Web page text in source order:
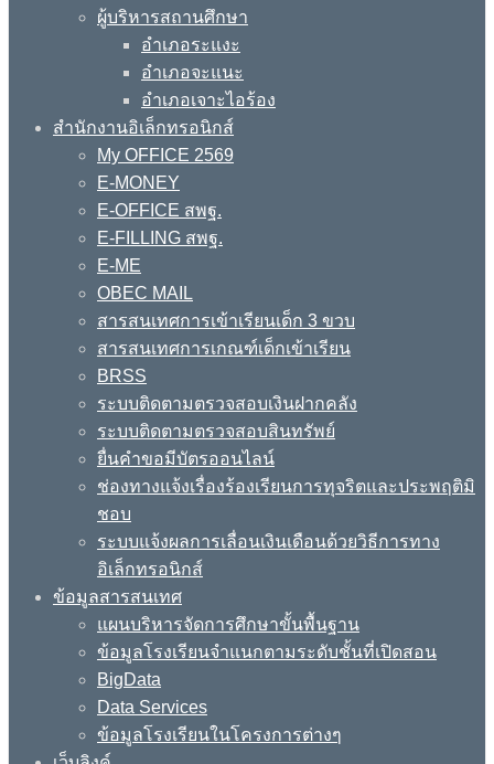
ผู้บริหารสถานศึกษา
อำเภอระแงะ
อำเภอจะแนะ
อำเภอเจาะไอร้อง
สำนักงานอิเล็กทรอนิกส์
My OFFICE 2569
E-MONEY
E-OFFICE สพฐ.
E-FILLING สพฐ.
E-ME
OBEC MAIL
สารสนเทศการเข้าเรียนเด็ก 3 ขวบ
สารสนเทศการเกณฑ์เด็กเข้าเรียน
BRSS
ระบบติดตามตรวจสอบเงินฝากคลัง
ระบบติดตามตรวจสอบสินทรัพย์
ยื่นคำขอมีบัตรออนไลน์
ช่องทางแจ้งเรื่องร้องเรียนการทุจริตและประพฤติมิ
ชอบ
ระบบแจ้งผลการเลื่อนเงินเดือนด้วยวิธีการทาง
อิเล็กทรอนิกส์
ข้อมูลสารสนเทศ
แผนบริหารจัดการศึกษาขั้นพื้นฐาน
ข้อมูลโรงเรียนจำแนกตามระดับชั้นที่เปิดสอน
BigData
Data Services
ข้อมูลโรงเรียนในโครงการต่างๆ